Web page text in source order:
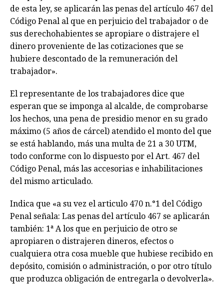
de esta ley, se aplicarán las penas del artículo 467 del
Código Penal al que en perjuicio del trabajador o de
sus derechohabientes se apropiare o distrajere el
dinero proveniente de las cotizaciones que se
hubiere descontado de la remuneración del
trabajador».
El representante de los trabajadores dice que
esperan que se imponga al alcalde, de comprobarse
los hechos, una pena de presidio menor en su grado
máximo (5 años de cárcel) atendido el monto del que
se está hablando, más una multa de 21 a 30 UTM,
todo conforme con lo dispuesto por el Art. 467 del
Código Penal, más las accesorias e inhabilitaciones
del mismo articulado.
Indica que «a su vez el articulo 470 n.°1 del Código
Penal señala: Las penas del artículo 467 se aplicarán
también: 1ª A los que en perjuicio de otro se
apropiaren o distrajeren dineros, efectos o
cualquiera otra cosa mueble que hubiese recibido en
depósito, comisión o administración, o por otro título
que produzca obligación de entregarla o devolverla».